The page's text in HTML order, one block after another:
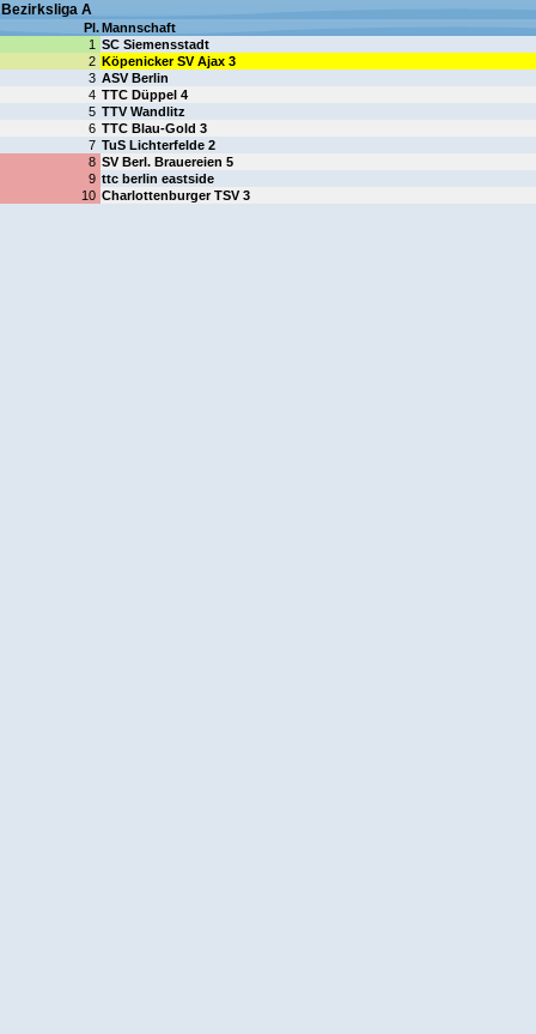
Bezirksliga A
Pl.Mannschaft
1 SC Siemensstadt
2 Köpenicker SV Ajax 3
3 ASV Berlin
4 TTC Düppel 4
5 TTV Wandlitz
6 TTC Blau-Gold 3
7 TuS Lichterfelde 2
8 SV Berl. Brauereien 5
9 ttc berlin eastside
10 Charlottenburger TSV 3